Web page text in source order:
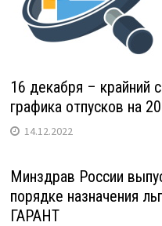
16 декабря – крайний
графика отпусков на
14.12.2022
Минздрав России
порядке назначения
ГАРАНТ